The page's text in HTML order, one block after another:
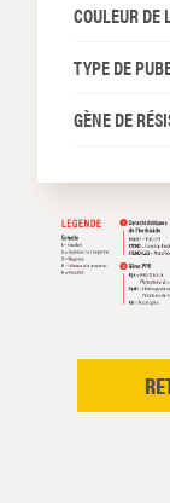
COULEUR DE
TYPE DE
GÈNE DE